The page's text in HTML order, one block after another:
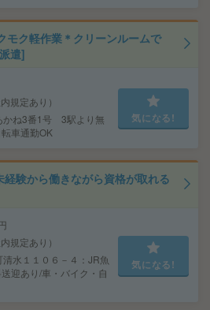
モク軽作業＊クリーンルームで
遣]
規定あり）
かね3番1号 3駅より無
車通勤OK
気になる!
験から働きながら資格が取れる
規定あり）
水１１０６－４：JR魚
迎あり/車・バイク・自
気になる!